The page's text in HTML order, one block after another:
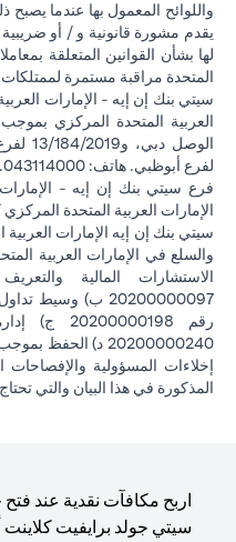
واللوائح المعمول بها عندما
يقدم مشورة قانونية و / أو
لها بشأن القوانين المتعلقة
المتحدة مراقبة مستمرة لممتلكات
سيتي بنك إن إيه - الإمارات
لفرع أبوظبي. هاتف: 043114000.
فرع سيتي بنك إن إيه -
الإمارات العربية المتحدة
سيتي بنك إن إيه الإمارات
الاستشارات المالية
20200000097 ب)
رقم
إخلاءات المسؤولية والإفصاحات
المذكورة في هذا البيان والتي
اربح مكافآت نقدية عند
سيتي جولد برايفيت